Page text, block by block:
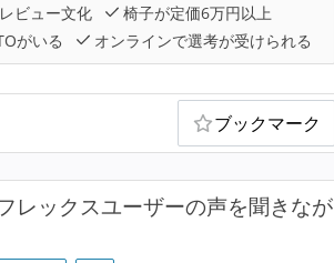
ビュー文化
椅子が定価6万円以上
がいる オンラインで選考が受けられる
ブックマーク
レックスユーザーの声を聞きなが